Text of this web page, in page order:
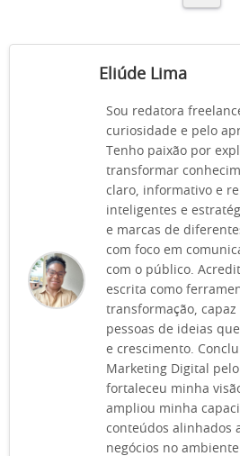
Eliúde Lima
Sou redatora
curiosidade e pelo
Tenho paixão por
transformar
claro, informativo e
inteligentes e
e marcas de
com foco em
com o público.
escrita como
transformação,
pessoas de ideias
e crescimento.
Marketing Digital
fortaleceu minha
ampliou minha
conteúdos alinhados
negócios no